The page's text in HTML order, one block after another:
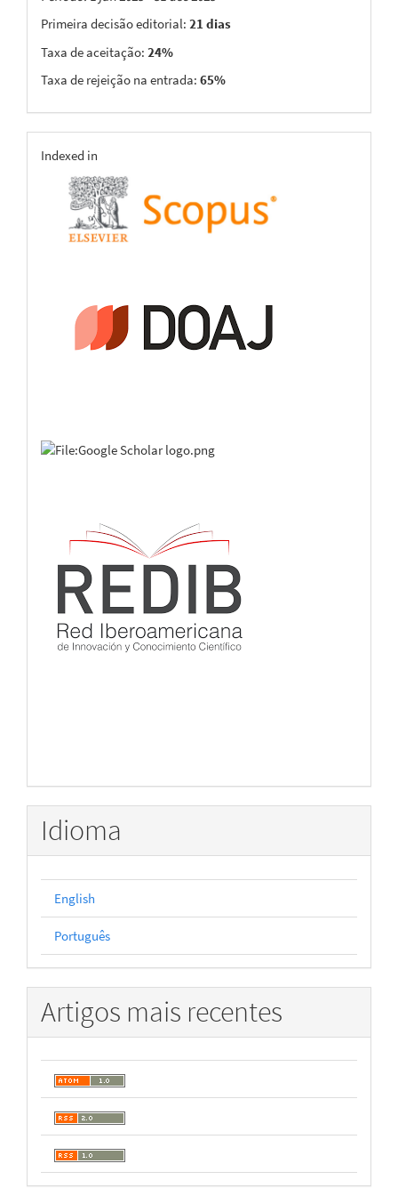
Primeira decisão editorial: 21 dias
Taxa de aceitação: 24%
Taxa de rejeição na entrada: 65%
indexing
Indexed in
Idioma
English
Português
Artigos mais recentes